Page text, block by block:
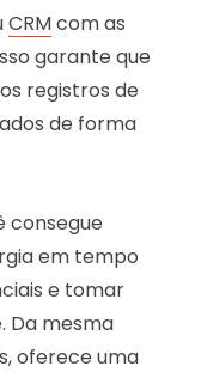
CRMcom as
garante que
registros de
de forma
consegue
em tempo
e tomar
Da mesma
oferece uma